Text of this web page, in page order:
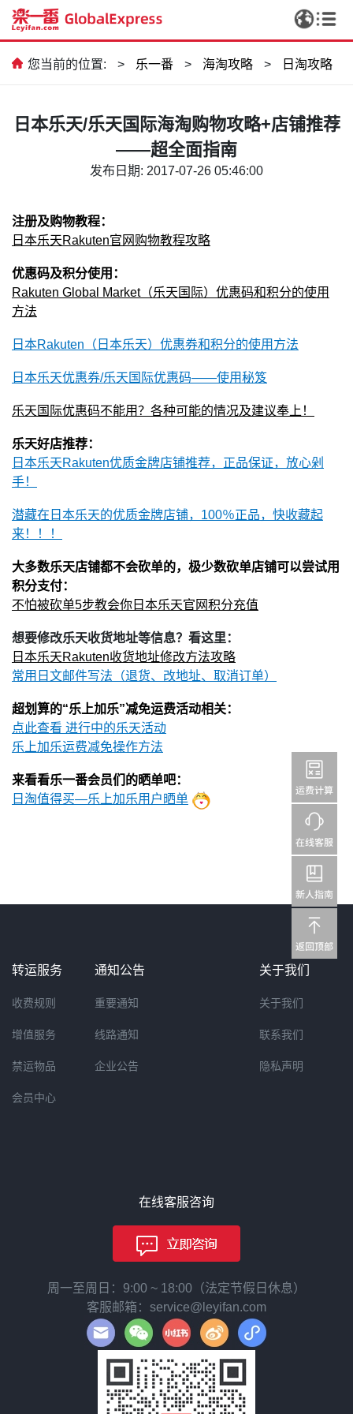
您当前的位置: > 乐一番 > 海淘攻略 > 日淘攻略
日本乐天/乐天国际海淘购物攻略+店铺推荐
——超全面指南
发布日期: 2017-07-26 05:46:00
注册及购物教程：
日本乐天Rakuten官网购物教程攻略
优惠码及积分使用：
Rakuten Global Market（乐天国际）优惠码和积分的使用
方法
日本Rakuten（日本乐天）优惠券和积分的使用方法
日本乐天优惠券/乐天国际优惠码——使用秘笈
乐天国际优惠码不能用？各种可能的情况及建议奉上！
乐天好店推荐：
日本乐天Rakuten优质金牌店铺推荐，正品保证，放心剁
手！
潜藏在日本乐天的优质金牌店铺，100％正品，快收藏起
来！！！
大多数乐天店铺都不会砍单的，极少数砍单店铺可以尝试用
积分支付：
不怕被砍单5步教会你日本乐天官网积分充值
想要修改乐天收货地址等信息？看这里：
日本乐天Rakuten收货地址修改方法攻略
常用日文邮件写法（退货、改地址、取消订单）
超划算的“乐上加乐”减免运费活动相关：
点此查看 进行中的乐天活动
乐上加乐运费减免操作方法
来看看乐一番会员们的晒单吧：
日淘值得买—乐上加乐用户晒单
转运服务
收费规则
增值服务
禁运物品
会员中心
通知公告
重要通知
线路通知
企业公告
关于我们
关于我们
联系我们
隐私声明
在线客服咨询
周一至周日：9:00 ~ 18:00（法定节假日休息）
客服邮箱：service@leyifan.com